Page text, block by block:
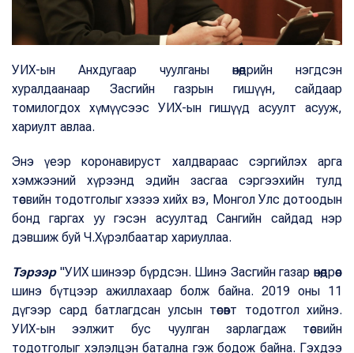
УИХ-ын Анхдугаар чуулганы өнөөдрийн нэгдсэн
хуралдаанаар Засгийн газрын гишүүн, сайдаар
томилогдох хүмүүсээс УИХ-ын гишүүд асуулт асууж,
хариулт авлаа.
Энэ үеэр коронавируст халдвараас сэргийлэх арга
хэмжээний хүрээнд эдийн засгаа сэргээхийн тулд
төсвийн тодотголыг хэзээ хийх вэ, Монгол Улс дотоодын
бонд гаргах уу гэсэн асуултад Сангийн сайдад нэр
дэвшиж буй Ч.Хүрэлбаатар хариуллаа.
Тэрээр"УИХ шинээр бүрдсэн. Шинэ Засгийн газар өнөөдрөөс
шинэ бүтцээр ажиллахаар болж байна. 2019 оны 11
дүгээр сард батлагдсан улсын төсөвт тодотгол хийнэ.
УИХ-ын ээлжит бус чуулган зарлагдаж төсвийн
тодотголыг хэлэлцэн батална гэж бодож байна. Гэхдээ